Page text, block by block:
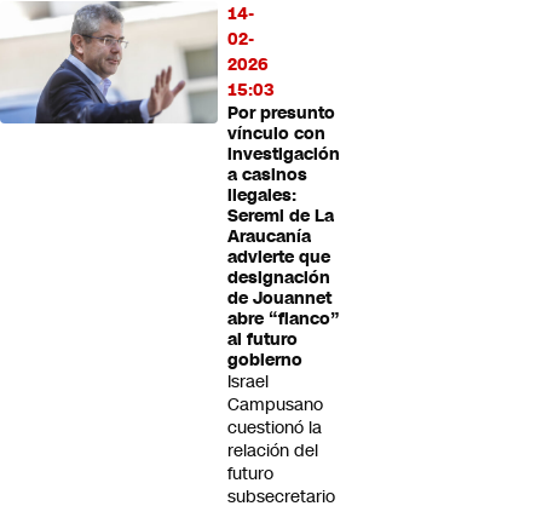
14-
02-
2026
15:03
Por presunto
vínculo con
investigación
a casinos
ilegales:
Seremi de La
Araucanía
advierte que
designación
de Jouannet
abre “flanco”
al futuro
gobierno
Israel
Campusano
cuestionó la
relación del
futuro
subsecretario